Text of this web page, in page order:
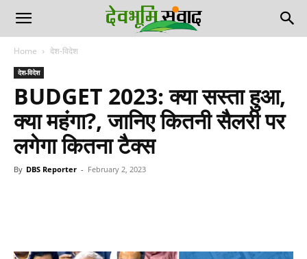
Home देश-विदेश
देश-विदेश
BUDGET 2023: क्या सस्ता हुआ,
क्या महंगा?, जानिए कितनी सैलरी पर
लगेगा कितना टैक्स
By DBS Reporter - February 2, 2023